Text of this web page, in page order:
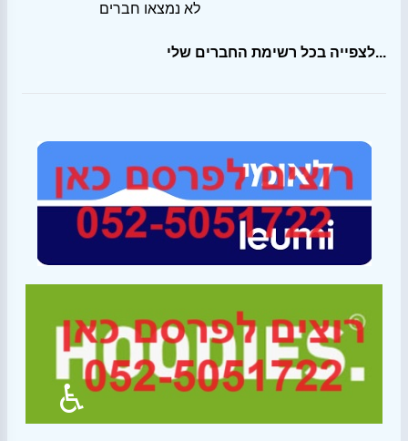
לא נמצאו חברים
לצפייה בכל רשימת החברים שלי...
♿